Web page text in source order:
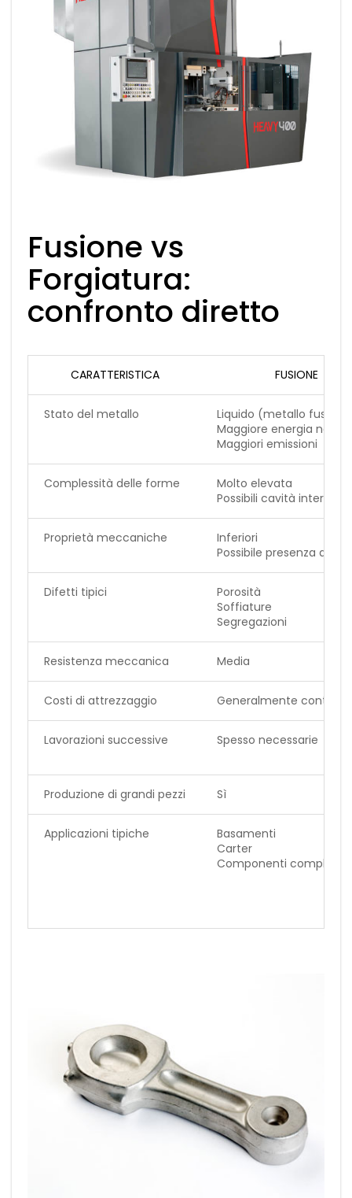
Fusione vs
Forgiatura:
confronto diretto
CARATTERISTICA FUSIONE
Stato del metallo
Liquido (metallo fuso)
Maggiore energia
Maggiori emissioni
Complessità delle forme
Molto elevata
Possibili cavità interne
Proprietà meccaniche
Inferiori
Possibile presenza di
Difetti tipici
Porosità
Soffiature
Segregazioni
Resistenza meccanica Media
Costi di attrezzaggio Generalmente
Lavorazioni successive Spesso necessarie
Produzione di grandi pezzi Sì
Applicazioni tipiche
Basamenti
Carter
Componenti complessi